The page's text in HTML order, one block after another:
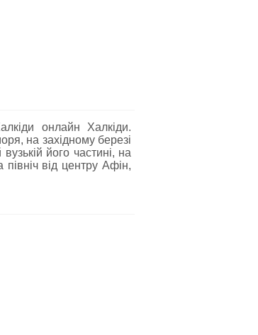
онлайн Халкіди.
на західному березі
його частині, на
північ від центру Афін,